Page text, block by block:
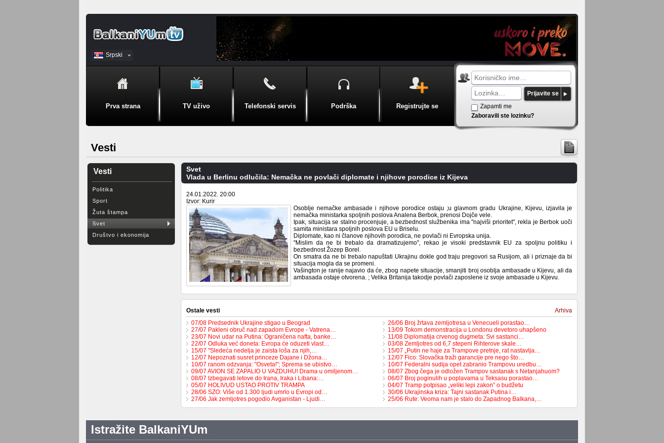
Srpski
BiH
Prva strana TV uživo Telefonski servis Podrška Registrujte se
Prijavite se
Zapamti me
Zaboravili ste lozinku?
Vesti
Vesti
Politika
Sport
Žuta štampa
Svet
Društvo i ekonomija
Svet
Vlada u Berlinu odlučila: Nemačka ne povlači diplomate i njihove porodice iz Kijeva
24.01.2022. 20:00
Izvor: Kurir
Osoblje nemačke ambasade i njihove porodice ostaju ;u glavnom gradu Ukrajine, Kijevu, izjavila je
nemačka ministarka spoljnih poslova Analena Berbok, prenosi Dojče vele.
Ipak, situacija se stalno procenjuje, a bezbednost službenika ima "najviši prioritet", rekla je Berbok uoči
samita ministara spoljnih poslova EU u Briselu.
Diplomate, kao ni članove njihovih porodica, ne povlači ni Evropska unija.
"Mislim da ne bi trebalo da dramatizujemo", rekao je visoki predstavnik EU za spoljnu politiku i
bezbednost Žozep Borel.
On smatra da ne bi trebalo napuštati Ukrajinu dokle god traju pregovori sa Rusijom, ali i priznaje da bi
situacija mogla da se promeni.
Vašington je ranije najavio da će, zbog napete situacije, smanjiti broj osoblja ambasade u Kijevu, ali da
ambasada ostaje otvorena. ; Velika Britanija takodje povlači zaposlene iz svoje ambasade u Kijevu.
Ostale vesti
Arhiva
07/08 Predsednik Ukrajine stigao u Beograd
27/07 Pakleni obruč nad zapadom Evrope - Vatrena…
23/07 Novi udar na Putina: Ograničena nafta, banke…
22/07 Odluka već doneta: Evropa će oduzeti vlast…
15/07 "Sledeća nedelja je zaista loša za njih,…
12/07 Nepoznati susret princeze Dajane i Džona…
10/07 ranom odzvanja: "Osveta!"; Sprema se ubistvo…
09/07 AVION SE ZAPALIO U VAZDUHU! Drama u omiljenom…
08/07 Izbegavati letove do Irana, Iraka i Libana:…
05/07 HOLIVUD USTAO PROTIV TRAMPA
28/06 SZO: Više od 1.300 ljudi umrlo u Evropi od…
27/06 Jak zemljotres pogodio Avganistan - Ljudi…
26/06 Broj žrtava zemljotresa u Venecueli porastao…
13/09 Tokom demonstracija u Londonu devetoro uhapšeno
11/08 Diplomatija crvenog dugmeta: Svi sastanci…
03/08 Zemljotres od 6,7 stepeni Rihterove skale…
15/07 „Putin ne haje za Trampove pretnje, rat nastavlja…
12/07 Fico: Slovačka traži garancije pre nego što…
10/07 Federalni sudija opet zabranio Trampovu uredbu…
08/07 Zbog čega je odložen Trampov sastanak s Netanjahuom?
06/07 Broj poginulih u poplavama u Teksasu porastao…
04/07 Tramp potpisao „veliki lepi zakon” o budžetu
30/06 Ukrajinska kriza: Tajni sastanak Putina i…
25/06 Rute: Veoma nam je stalo do Zapadnog Balkana,…
Istražite BalkaniYUm